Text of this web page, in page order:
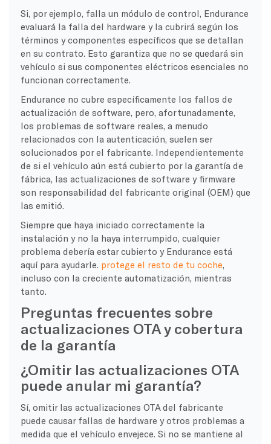
Si, por ejemplo, falla un módulo de control, Endurance
evaluará la falla del hardware y la cubrirá según los
términos y componentes específicos que se detallan
en su contrato. Esto garantiza que no se quedará sin
vehículo si sus componentes eléctricos esenciales no
funcionan correctamente.
Endurance no cubre específicamente los fallos de
actualización de software, pero, afortunadamente,
los problemas de software reales, a menudo
relacionados con la autenticación, suelen ser
solucionados por el fabricante. Independientemente
de si el vehículo aún está cubierto por la garantía de
fábrica, las actualizaciones de software y firmware
son responsabilidad del fabricante original (OEM) que
las emitió.
Siempre que haya iniciado correctamente la
instalación y no la haya interrumpido, cualquier
problema debería estar cubierto y Endurance está
aquí para ayudarle. protege el resto de tu coche
incluso con la creciente automatización, mientras
tanto.
Preguntas frecuentes sobre
actualizaciones OTA y cobertura
de la garantía
¿Omitir las actualizaciones OTA
puede anular mi garantía?
Sí, omitir las actualizaciones OTA del fabricante
puede causar fallas de hardware y otros problemas a
medida que el vehículo envejece. Si no se mantiene al